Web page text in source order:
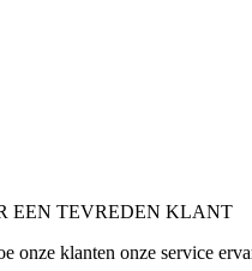
EEN TEVREDEN KLANT
onze klanten onze service